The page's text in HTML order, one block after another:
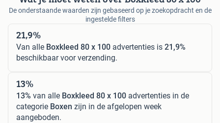
De onderstaande waarden zijn gebaseerd op je zoekopdracht en de
ingestelde filters
21,9%
Van alle Boxkleed 80 x 100 advertenties is 21,9%
beschikbaar voor verzending.
13%
13% van alle Boxkleed 80 x 100 advertenties in de
categorie Boxen zijn in de afgelopen week
aangeboden.